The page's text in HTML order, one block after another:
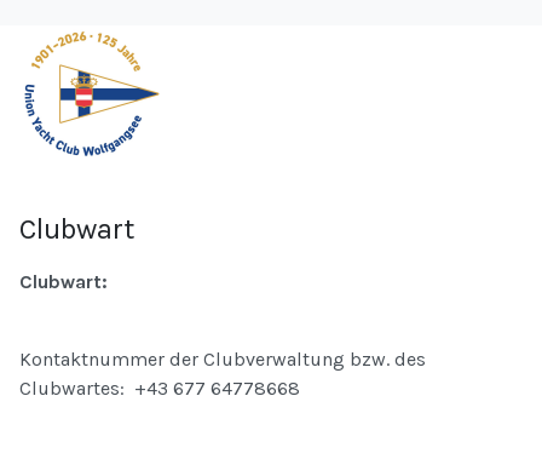
Clubwart
Clubwart:
Kontaktnummer der Clubverwaltung bzw. des
Clubwartes: +43 677 64778668